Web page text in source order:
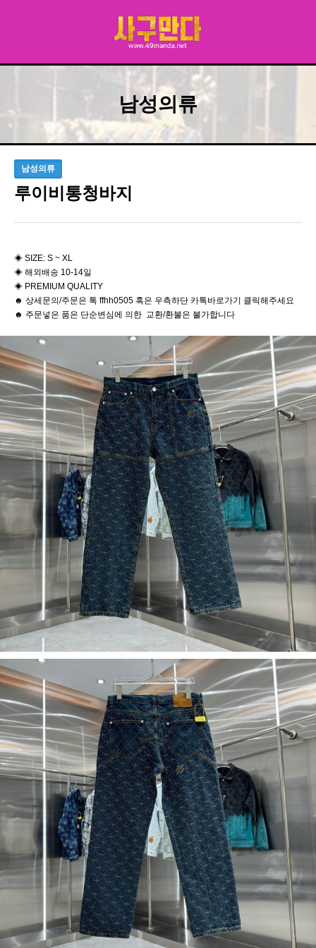
남성의류
남성의류
루이비통청바지
◈ SIZE: S ~ XL
◈ 해외배송 10-14일
◈ PREMIUM QUALITY
☻ 상세문의/주문은 톡 ffhh0505 혹은 우측하단 카톡바로가기 클릭해주세요
☻ 주문넣은 품은 단순변심에 의한 교환/환불은 불가합니다